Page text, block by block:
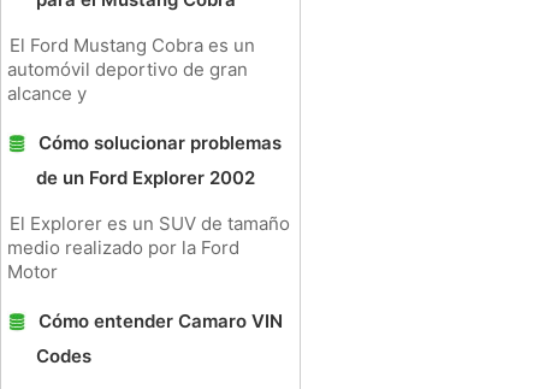
El Ford Mustang Cobra es un
automóvil deportivo de gran
alcance y
Cómo solucionar problemas
de un Ford Explorer 2002
El Explorer es un SUV de tamaño
medio realizado por la Ford
Motor
Cómo entender Camaro VIN
Codes